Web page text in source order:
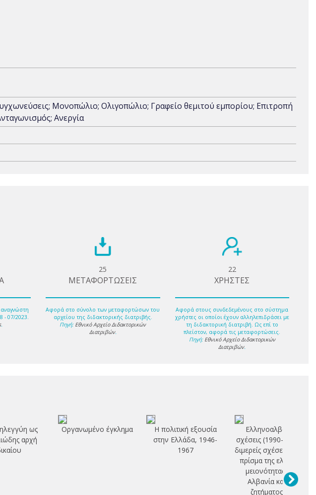
Μονοπώλιο; Ολιγοπώλιο; Γραφείο θεμιτού εμπορίου; Επιτροπή
Ανεργία
- 07/2023.
.
25
ΜΕΤΑΦΟΡΤΩΣΕΙΣ
Αφορά στο σύνολο των μεταφορτώσων του
αρχείου της διδακτορικής διατριβής.
Πηγή: Εθνικό Αρχείο Διδακτορικών
Διατριβών.
22
ΧΡΗΣΤΕΣ
Αφορά στους συνδεδεμένους στο σύστημα
χρήστες οι οποίοι έχουν αλληλεπιδράσει με
τη διδακτορική διατριβή. Ως επί το
πλείστον, αφορά τις μεταφορτώσεις.
Πηγή: Εθνικό Αρχείο Διδακτορικών
Διατριβών.
ως
αρχή
Οργανωμένο έγκλημα
Η πολιτική εξουσία
στην Ελλάδα, 1946-
1967
Ελληνοαλβανικές
σχέσεις (1990-2010): οι
διμερείς σχέσεις υπό το
πρίσμα της ελληνικής
μειονότητας στην
Αλβανία και του
ζητήματος των